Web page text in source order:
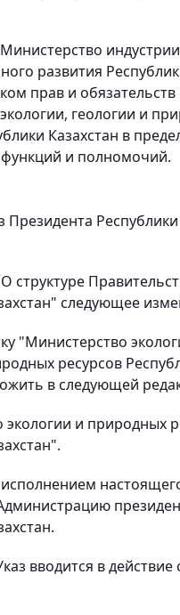
развития
прав и обязательств
геологии и
Казахстан в
и полномочий.
Президента
структуре
следующее
"Министерство
ресурсов
в следующей
и природных
вводится в действие